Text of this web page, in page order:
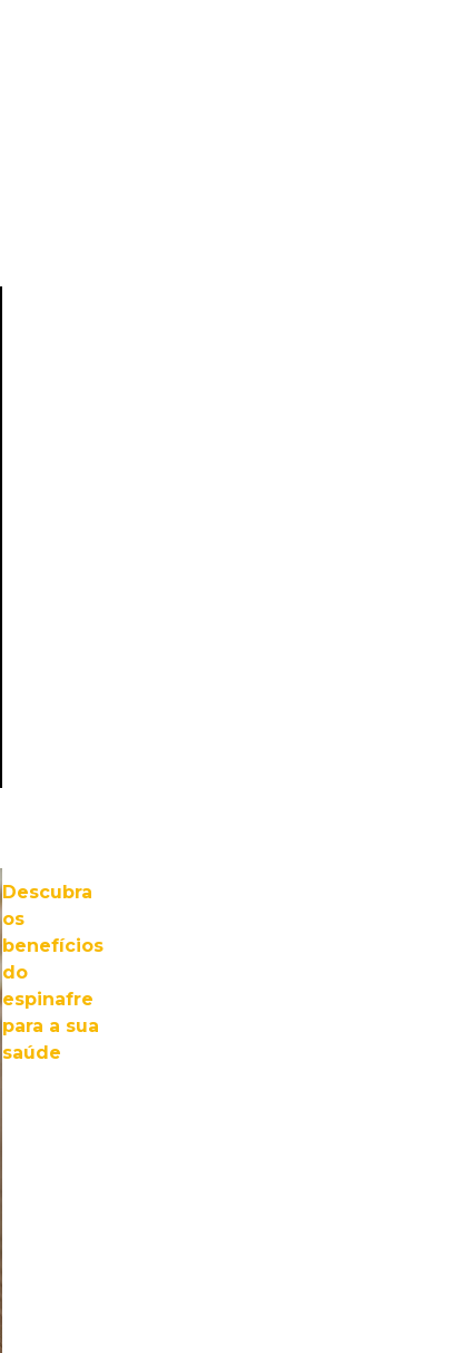
Descubra
os
benefícios
do
espinafre
para a sua
saúde